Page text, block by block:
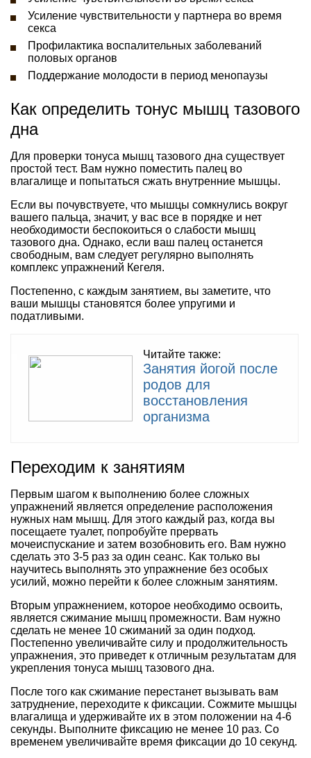
Усиление чувствительности у партнера во время
секса
Профилактика воспалительных заболеваний
половых органов
Поддержание молодости в период менопаузы
Как определить тонус мышц тазового
дна
Для проверки тонуса мышц тазового дна существует
простой тест. Вам нужно поместить палец во
влагалище и попытаться сжать внутренние мышцы.
Если вы почувствуете, что мышцы сомкнулись вокруг
вашего пальца, значит, у вас все в порядке и нет
необходимости беспокоиться о слабости мышц
тазового дна. Однако, если ваш палец останется
свободным, вам следует регулярно выполнять
комплекс упражнений Кегеля.
Постепенно, с каждым занятием, вы заметите, что
ваши мышцы становятся более упругими и
податливыми.
Читайте также:
Занятия йогой после
родов для
восстановления
организма
Переходим к занятиям
Первым шагом к выполнению более сложных
упражнений является определение расположения
нужных нам мышц. Для этого каждый раз, когда вы
посещаете туалет, попробуйте прервать
мочеиспускание и затем возобновить его. Вам нужно
сделать это 3-5 раз за один сеанс. Как только вы
научитесь выполнять это упражнение без особых
усилий, можно перейти к более сложным занятиям.
Вторым упражнением, которое необходимо освоить,
является сжимание мышц промежности. Вам нужно
сделать не менее 10 сжиманий за один подход.
Постепенно увеличивайте силу и продолжительность
упражнения, это приведет к отличным результатам для
укрепления тонуса мышц тазового дна.
После того как сжимание перестанет вызывать вам
затруднение, переходите к фиксации. Сожмите мышцы
влагалища и удерживайте их в этом положении на 4-6
секунды. Выполните фиксацию не менее 10 раз. Со
временем увеличивайте время фиксации до 10 секунд.